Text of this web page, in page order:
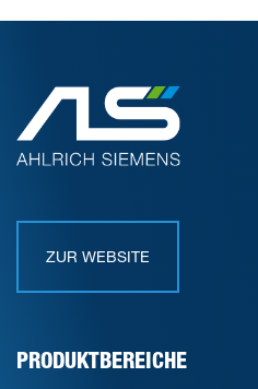
ZUR WEBSITE
PRODUKTBEREICHE